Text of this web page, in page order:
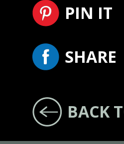
PIN IT
SHARE
BACK